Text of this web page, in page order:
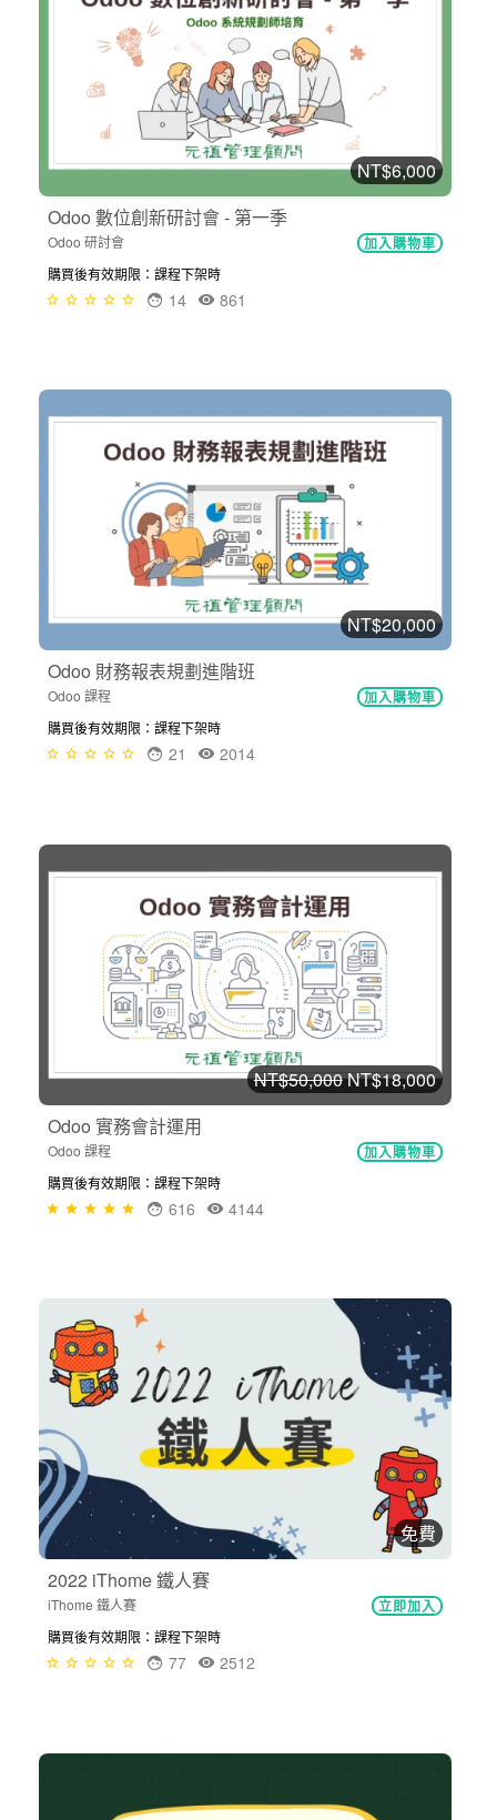
NT$6,000
Odoo 數位創新研討會 - 第一季
Odoo 研討會 加入購物車
購買後有效期限：課程下架時
861
14
NT$20,000
Odoo 財務報表規劃進階班
Odoo 課程 加入購物車
購買後有效期限：課程下架時
2014
21
NT$50,000NT$18,000
Odoo 實務會計運用
Odoo 課程 加入購物車
購買後有效期限：課程下架時
4144
616
免費
2022 iThome 鐵人賽
iThome 鐵人賽 立即加入
購買後有效期限：課程下架時
2512
77